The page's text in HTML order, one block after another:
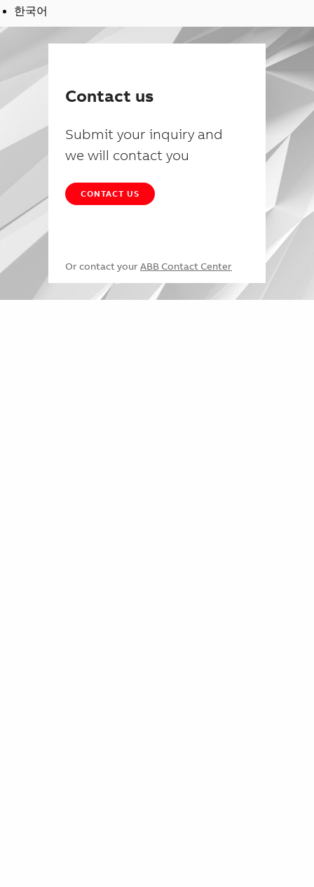
한국어
Contact us
Submit your inquiry and
we will contact you
CONTACT US
Or contact your ABB Contact Center